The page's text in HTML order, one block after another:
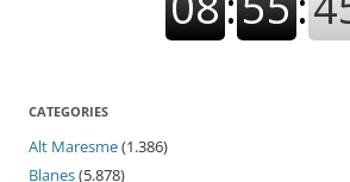
CATEGORIES
Alt Maresme(1.386)
Blanes(5.878)